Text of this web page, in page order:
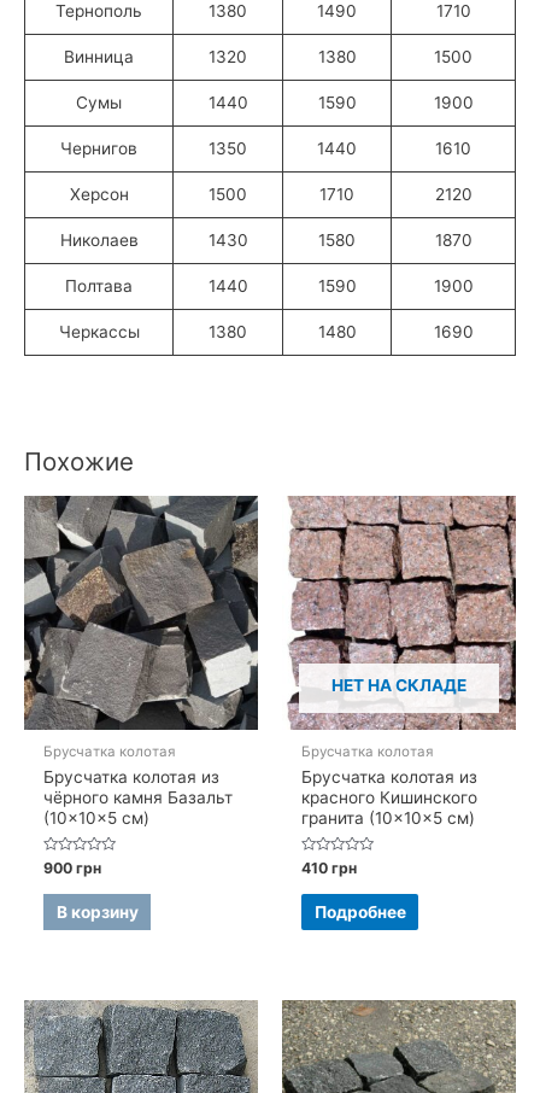
Тернополь 1380 1490 1710
Винница 1320 1380 1500
Сумы 1440 1590 1900
Чернигов 1350 1440 1610
Херсон 1500 1710 2120
Николаев 1430 1580 1870
Полтава 1440 1590 1900
Черкассы 1380 1480 1690
Похожие
Брусчатка колотая
Брусчатка колотая из
чёрного камня Базальт
(10×10×5 см)
Оценка
0
из
900грн
В корзину
НЕТ НА СКЛАДЕ
Брусчатка колотая
Брусчатка колотая из
красного Кишинского
гранита (10×10×5 см)
Оценка
0
из
410грн
Подробнее